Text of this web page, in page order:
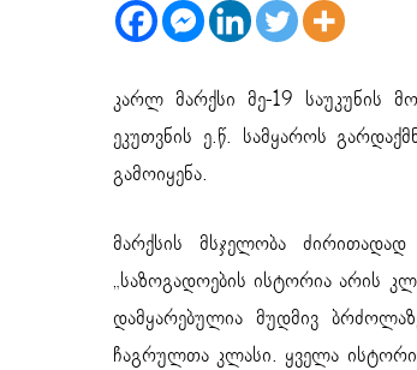
კარლ მარქსი მე-19 საუკუნის
ეკუთვნის ე.წ. სამყაროს
გამოიყენა.
მარქსის მსჯელობა
„საზოგადოების ისტორია არის
დამყარებულია მუდმივ
ჩაგრულთა კლასი. ყველა